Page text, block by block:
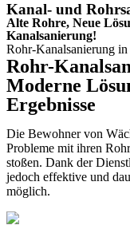
Kanal- und
Alte Rohre, Neue
Kanalsanierung!
Rohr-Kanalsanierung in
Rohr-
Moderne
Ergebnisse
Die Bewohner von
Probleme mit ihren
stoßen. Dank der
jedoch effektive und
möglich.